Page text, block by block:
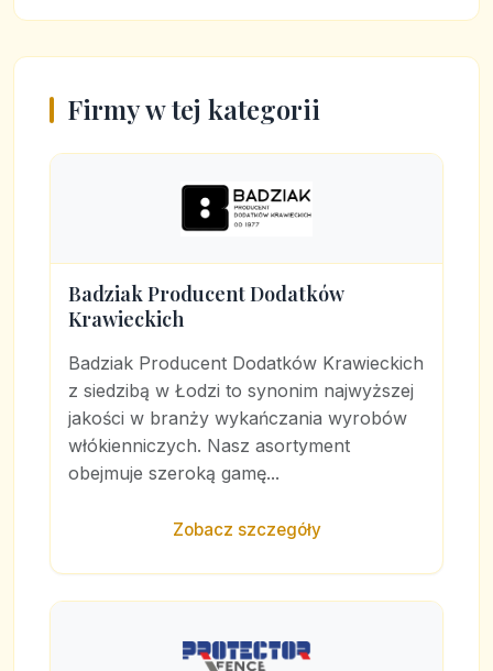
Firmy w tej kategorii
Badziak Producent Dodatków
Krawieckich
Badziak Producent Dodatków Krawieckich
z siedzibą w Łodzi to synonim najwyższej
jakości w branży wykańczania wyrobów
włókienniczych. Nasz asortyment
obejmuje szeroką gamę...
Zobacz szczegóły